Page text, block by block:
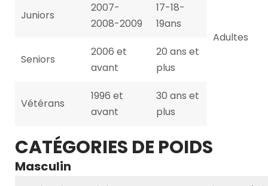
Adultes
Juniors
2007-
2008-2009
17-18-
19ans
Seniors
2006 et
avant
20 ans et
plus
Vétérans
1996 et
avant
30 ans et
plus
CATÉGORIES DE POIDS
Masculin